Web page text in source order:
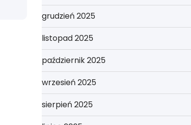
grudzień 2025
listopad 2025
październik 2025
wrzesień 2025
sierpień 2025